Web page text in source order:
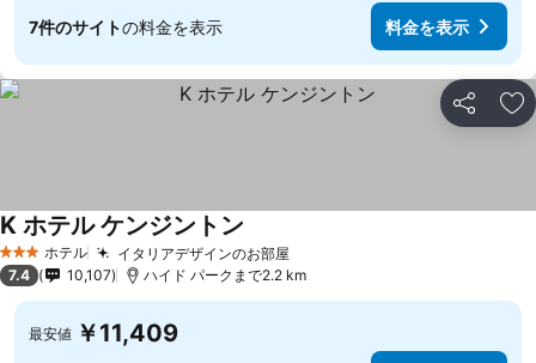
7件のサイトの料金を表示 料金を表示
シェア お
3 ホテルのランク
ホテル イタリアデザインのお部屋
K ホテル ケンジントン
7.4 10,107 ハイド パークまで2.2 km
最安値 ￥11,409